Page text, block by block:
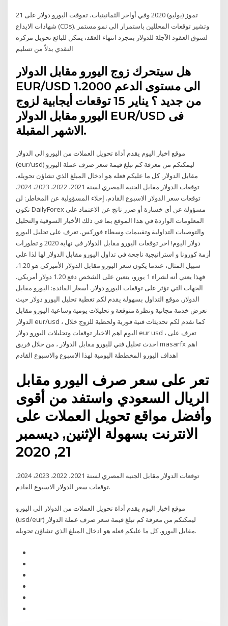
21 تموز (يوليو) 2020 وفي أواخر الثمانينيات، تفوقت اليورو دولار على
شهادات الايداع (CDs). وتشير توقعات المحللين باستمرار الى نمو مستمر
لسوق العقود الآجلة للدولار بمجرد انتهاء العقد، يمكن للبائع تحويل مركزه
النقدي بدلاً من تسليم
هل سيتحرك زوج اليورو مقابل الدولار
EUR/USD الى مستوى الدعم 1.2000
من جديد ؟ يناير 15 توقعات أيجابية لزوج
اليورو مقابل الدولار EUR/USD فى
الاشهر المقبلة.
موقع اخبار اليوم يقدم أداة تحويل العملات من اليورو الى الدولار
(eur/usd) ليمكنكم من معرفة كم تبلغ قيمة سعر صرف عملة اليورو
مقابل الدولار. كل ما عليكم فعله هو ادخال المبلغ الذي تشاؤن تحويله.
توقعات الدولار مقابل الجنيه المصري لسنة 2021، 2022، 2023، 2024.
توقعات سعر الدولار الاسبوع القادم. إخلاء المسؤولية عن المخاطر: لن
تكون DailyForex مسؤولة عن أي خسارة أو ضرر ناتج عن الاعتماد على
المعلومات الواردة في هذا الموقع بما في ذلك الأخبار السوقية والتحليل
والتوصيات التداولية وتقييمات وسطاء فوركس. تعرف على تحليل اليورو
دولار اليوم! اخر توقعات اليورو مقابل الدولار في نهاية 2020 و تطورات
أزمة كورونا و استراتيجية ناجحة في تداول اليورو مقابل الدولار لها لذا على
سبيل المثال، عندما يكون سعر اليورو مقابل الدولار الأميركي هو 1.20،
فهذا يعني أنه لشراء 1 يورو، يتعين على الشخص دفع 1.20 دولار أمريكي.
الجهات التي تؤثر على توقعات اليورو دولار. أسعار الفائدة: اليورو مقابل
الدولار. موقع التداول بسهولة يقدم لكم تغطية تحليل اليورو دولار حيث
نعرض خدمة مجانية ونظرة متوقعة و تحليلات يومية وساعية اليورو مقابل
الدولار eur/usd ، كما نقدم لكم تحديثات فنية فورية ولحظية للزوج خلال
اليوم اهم الاخبار توقعات وتحليلات اليورو دولار eur usd ، تعرف على
احدث تحليل فني لليورو مقابل الدولار ، من خلال فريق masarfx اهم
اهداف اليورو المخططة اليومية لهذا الاسبوع والاسبوع القادم
تعر على سعر صرف اليورو مقابل
الريال السعودي واستفد من أقوى
وأفضل مواقع تحويل العملات على
الانترنت بسهولة الإثنين, ديسمبر
21, 2020
توقعات الدولار مقابل الجنيه المصري لسنة 2021، 2022، 2023، 2024.
توقعات سعر الدولار الاسبوع القادم.
موقع اخبار اليوم يقدم أداة تحويل العملات من الدولار الى اليورو
(usd/eur) ليمكنكم من معرفة كم تبلغ قيمة سعر صرف عملة الدولار
مقابل اليورو. كل ما عليكم فعله هو ادخال المبلغ الذي تشاؤن تحويله.